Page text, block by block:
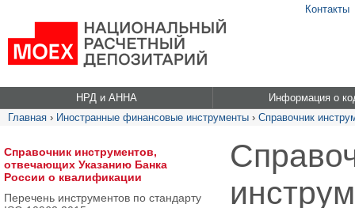
Контакты
НРД и АННА
Информация о
Главная › Иностранные финансовые инструменты › Справочник
Справочник инструментов,
отвечающих Указанию Банка
России о квалификации
Перечень инструментов по стандарту